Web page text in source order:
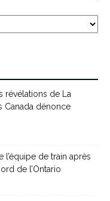
révélations de La
Canada dénonce
l’équipe de train après
de l’Ontario